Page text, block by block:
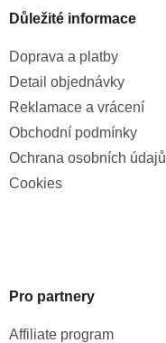
Důležité informace
Doprava a platby
Detail objednávky
Reklamace a vrácení
Obchodní podmínky
Ochrana osobních údajů
Cookies
Pro partnery
Affiliate program